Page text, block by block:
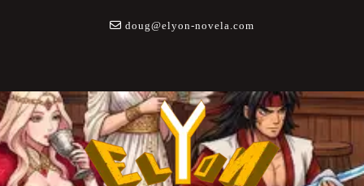
doug@elyon-novela.com